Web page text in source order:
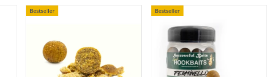
Bestseller Bestseller